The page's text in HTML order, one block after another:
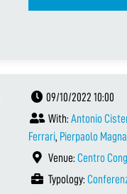
09/10/2022 10:00
With: Antonio
Ferrari, Pierpaolo
Venue: Centro
Typology: